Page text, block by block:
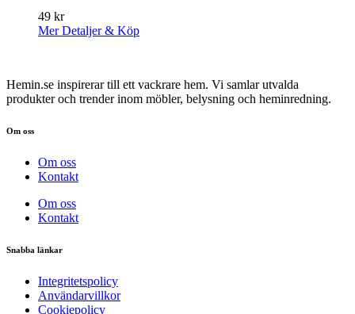
49 kr
Mer Detaljer & Köp
Hemin.se inspirerar till ett vackrare hem. Vi samlar utvalda
produkter och trender inom möbler, belysning och heminredning.
Om oss
Om oss
Kontakt
Om oss
Kontakt
Snabba länkar
Integritetspolicy
Användarvillkor
Cookiepolicy